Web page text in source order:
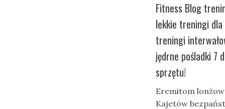
Fitness Blog
lekkie treningi
treningi
jędrne pośladki 7
sprzętu!
Eremitom
Kajetów